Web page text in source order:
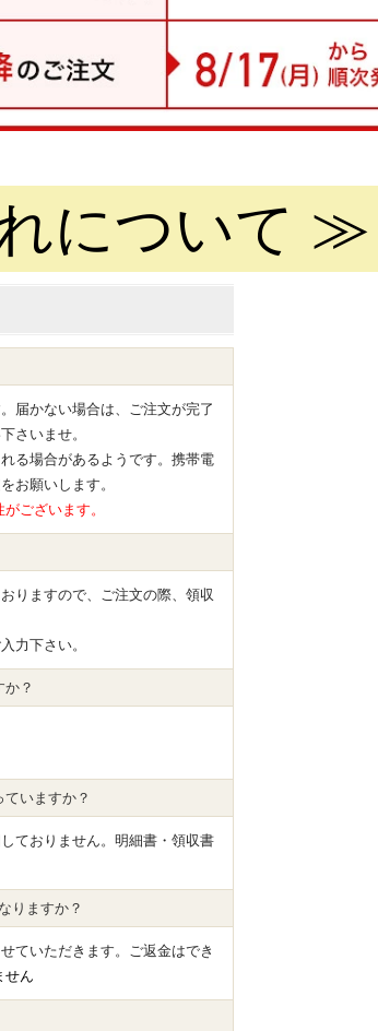
について ≫
届かない場合は、ご注文が完了
さいませ。
る場合があるようです。携帯電
お願いします。
ございます。
りますので、ご注文の際、領収
力下さい。
？
いますか？
ておりません。明細書・領収書
りますか？
ていただきます。ご返金はでき
せん